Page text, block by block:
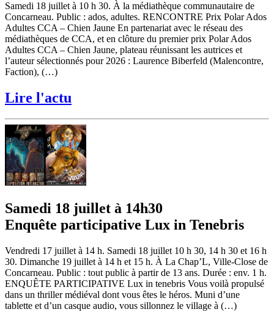
Samedi 18 juillet à 10 h 30. À la médiathèque communautaire de
Concarneau. Public : ados, adultes. RENCONTRE Prix Polar Ados
Adultes CCA – Chien Jaune En partenariat avec le réseau des
médiathèques de CCA, et en clôture du premier prix Polar Ados
Adultes CCA – Chien Jaune, plateau réunissant les autrices et
l’auteur sélectionnés pour 2026 : Laurence Biberfeld (Malencontre,
Faction), (…)
Lire l'actu
Samedi 18 juillet à 14h30
Enquête participative Lux in Tenebris
Vendredi 17 juillet à 14 h. Samedi 18 juillet 10 h 30, 14 h 30 et 16 h
30. Dimanche 19 juillet à 14 h et 15 h. À La Chap’L, Ville-Close de
Concarneau. Public : tout public à partir de 13 ans. Durée : env. 1 h.
ENQUÊTE PARTICIPATIVE Lux in tenebris Vous voilà propulsé
dans un thriller médiéval dont vous êtes le héros. Muni d’une
tablette et d’un casque audio, vous sillonnez le village à (…)